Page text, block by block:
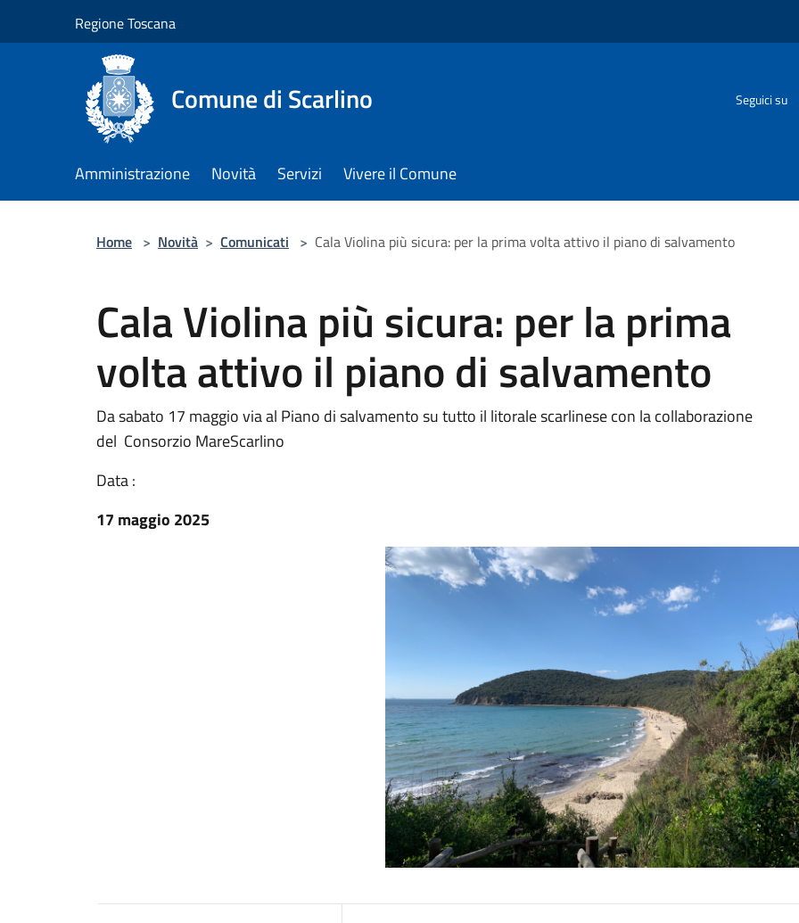
Regione Toscana
Comune di Scarlino Seguici su
Amministrazione Novità Servizi Vivere il Comune
Home > Novità > Comunicati > Cala Violina più sicura: per la prima volta attivo il piano di salvamento
Cala Violina più sicura: per la prima
volta attivo il piano di salvamento
Da sabato 17 maggio via al Piano di salvamento su tutto il litorale scarlinese con la collaborazione
del Consorzio MareScarlino
Data :
17 maggio 2025